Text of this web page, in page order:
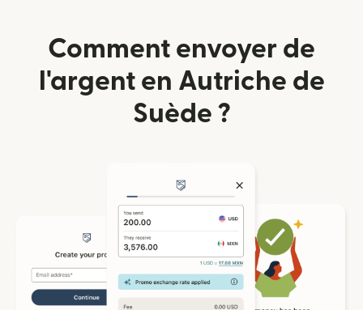
Comment envoyer de
l'argent en Autriche de
Suède ?